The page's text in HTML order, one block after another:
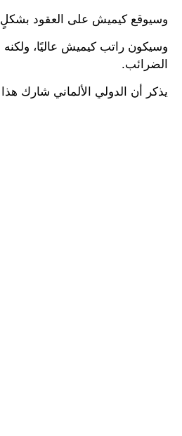
وسيوقع كيميش على العقود بشكلٍ رسمي
الضرائب.
يذكر أن الدولي الألماني شارك هذا الموسم مع بايرن ميونخ في 37 مباراة